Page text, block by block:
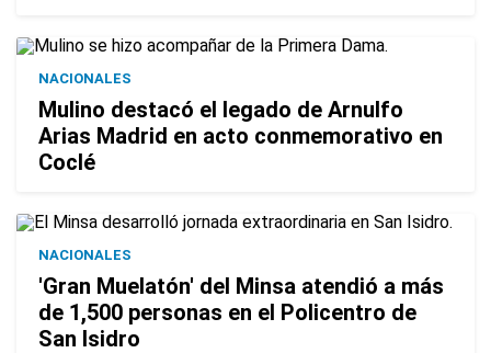
NACIONALES
Mulino destacó el legado de Arnulfo
Arias Madrid en acto conmemorativo en
Coclé
NACIONALES
'Gran Muelatón' del Minsa atendió a más
de 1,500 personas en el Policentro de
San Isidro